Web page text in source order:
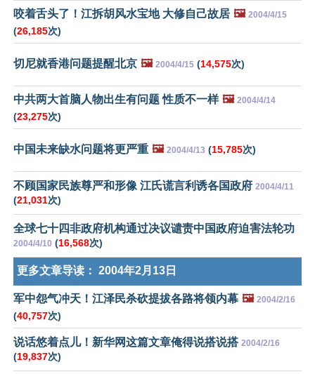
咬着舌头了！江拆胡风水宝地 大修自己故居 🖼️ 2004/4/15
(26,185次)
切尼就香港问题提醒北京 🖼️ 2004/4/15 (14,575次)
中共两大首脑人物出生有问题 性质不一样 🖼️ 2004/4/14
(23,275次)
中国未来缺水问题将更严重 🖼️ 2004/4/13 (15,785次)
不顾国家民族尊严和形像 江氏谎言利诱各国政府 2004/4/11
(21,031次)
全球七十四非政府机构通过决议谴责中国政府迫害法轮功
2004/4/10 (16,568次)
更多文章导读： 2004年2月13日
军中怨气冲天！江泽民杀砍提拔各路将领内幕 🖼️ 2004/2/16
(40,757次)
说话悠着点儿！新华网这篇文章俺得说搭说搭 2004/2/16
(19,837次)